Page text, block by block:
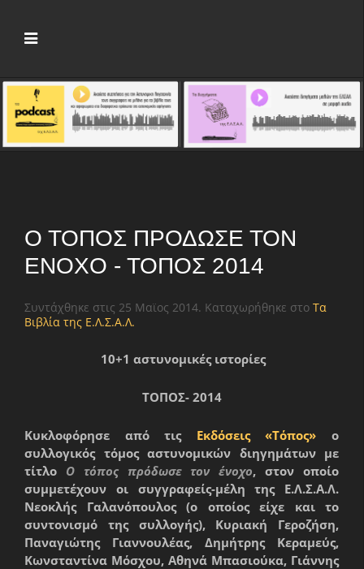
Ο ΤΟΠΟΣ ΠΡΟΔΩΣΕ ΤΟΝ
ΕΝΟΧΟ - ΤΟΠΟΣ 2014
Συντάχθηκε στις 25 Μαϊος 2014. Καταχωρήθηκε στο Τα
Βιβλία της Ε.Λ.Σ.Α.Λ.
10+1 αστυνομικές ιστορίες
ΤΟΠΟΣ- 2014
Κυκλοφόρησε από τις Εκδόσεις «Τόπος» ο
συλλογικός τόμος αστυνομικών διηγημάτων με
τίτλο Ο τόπος πρόδωσε τον ένοχο, στον οποίο
συμμετέχουν οι συγγραφείς-μέλη της Ε.Λ.Σ.Α.Λ.
Νεοκλής Γαλανόπουλος(ο οποίος είχε και το
συντονισμό της συλλογής), Κυριακή Γεροζήση,
Παναγιώτης Γιαννουλέας, Δημήτρης Κεραμεύς,
Κωνσταντίνα Μόσχου, Αθηνά Μπασιούκα, Γιάννης